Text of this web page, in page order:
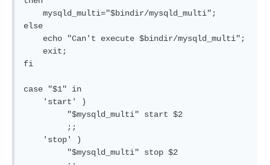
else
fi
case "$1" in